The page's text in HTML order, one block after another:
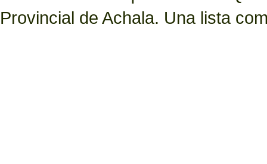
Provincial de Achala. Una lista